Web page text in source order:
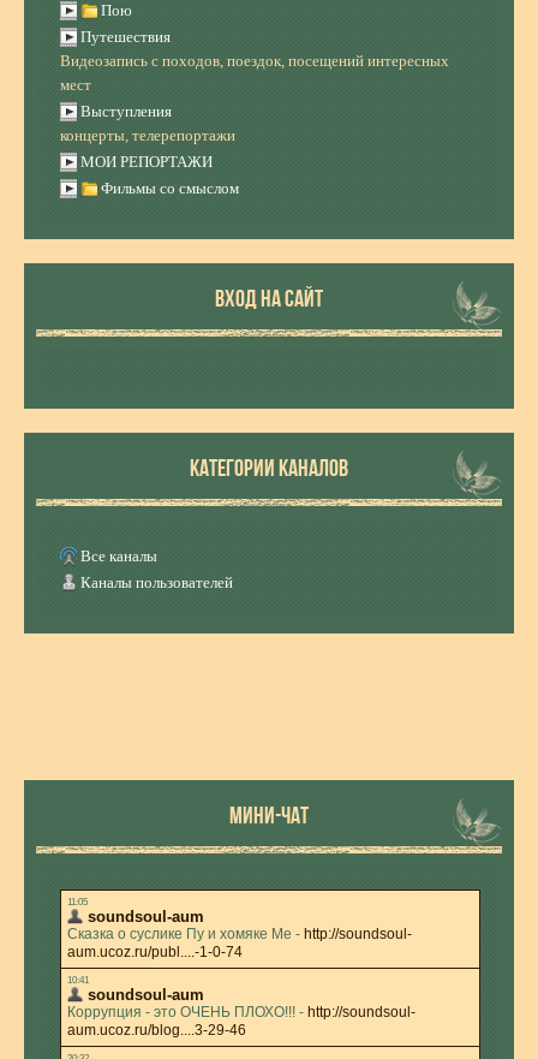
Пою
Путешествия
Видеозапись с походов, поездок, посещений интересных
мест
Выступления
концерты, телерепортажи
МОИ РЕПОРТАЖИ
Фильмы со смыслом
ВХОД НА САЙТ
КАТЕГОРИИ КАНАЛОВ
Все каналы
Каналы пользователей
МИНИ-ЧАТ